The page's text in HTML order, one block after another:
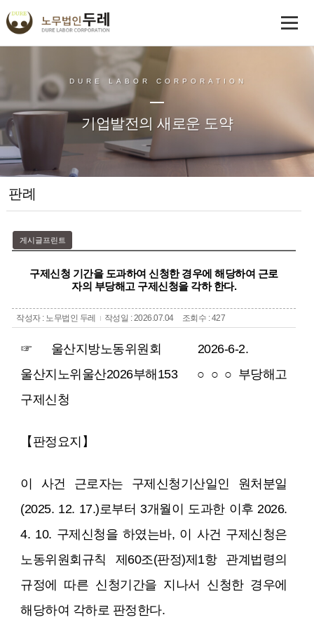
DURE LABOR CORPORATION
기업발전의 새로운 도약
판례
게시글프린트
구제신청 기간을 도과하여 신청한 경우에 해당하여 근로
자의 부당해고 구제신청을 각하 한다.
작성자 : 노무법인 두레 작성일 : 2026.07.04 조회수 : 427
☞ 울산지방노동위원회 2026-6-2.
울산지노위울산2026부해153 ○ ○ ○ 부당해고
구제신청
【판정요지】
이 사건 근로자는 구제신청기산일인 원처분일
(2025. 12. 17.)로부터 3개월이 도과한 이후 2026.
4. 10. 구제신청을 하였는바, 이 사건 구제신청은
노동위원회규칙 제60조(판정)제1항 관계법령의
규정에 따른 신청기간을 지나서 신청한 경우에
해당하여 각하로 판정한다.